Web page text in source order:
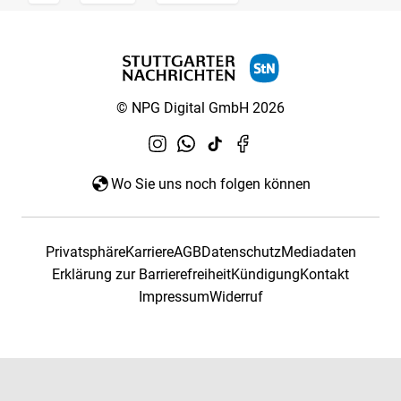
© NPG Digital GmbH 2026
Wo Sie uns noch folgen können
PrivatsphäreKarriereAGBDatenschutzMediadaten
Erklärung zur BarrierefreiheitKündigungKontakt
ImpressumWiderruf